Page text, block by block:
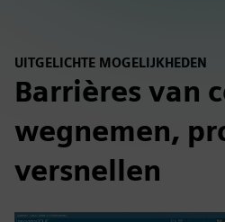
UITGELICHTE MOGELIJKHEDEN
Barrières van
wegnemen,
versnellen